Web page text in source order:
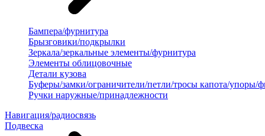
Бампера/фурнитура
Брызговики/подкрылки
Зеркала/зеркальные элементы/фурнитура
Элементы облицовочные
Детали кузова
Буферы/замки/ограничители/петли/тросы капота/упоры/
Ручки наружные/принадлежности
Навигация/радиосвязь
Подвеска